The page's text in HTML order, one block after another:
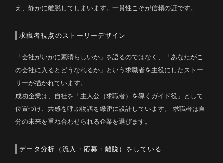
え、静かに離脱してしまいます。一貫性こそが信頼の証です。
求職者視点のストーリーデザイン
「会社がいかに素晴らしいか」を語るのではなく、「あなたがこ
の会社に入るとどうなれるか」という求職者を主役にしたストー
リーが描かれています。
成功企業は、自社を「主人公（求職者）を導くガイド役」として
位置づけ、共感を呼ぶ物語を緻密に設計しています。 求職者は自
分の未来を重ね合わせられる企業を選びます。
データ分析（流入・応募・離脱）をしている